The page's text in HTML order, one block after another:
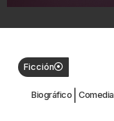
Ficción
Biográfico Comedia